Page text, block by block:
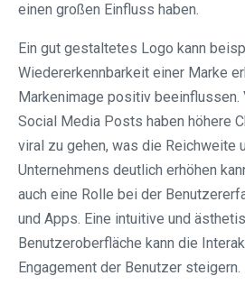
einen großen Einfluss haben.
Ein gut gestaltetes Logo kann
Wiedererkennbarkeit einer Marke
Markenimage positiv
Social Media Posts haben höhere
viral zu gehen, was die Reichweite
Unternehmens deutlich erhöhen
auch eine Rolle bei der
und Apps. Eine intuitive und
Benutzeroberfläche kann die
Engagement der Benutzer steigern.